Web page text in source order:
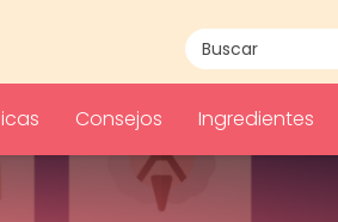
Consejos Ingredientes